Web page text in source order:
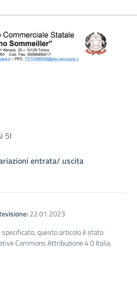
5I
entrata/ uscita
22.01.2023
questo articolo è stato
Commons Attribuzione 4.0 Italia.